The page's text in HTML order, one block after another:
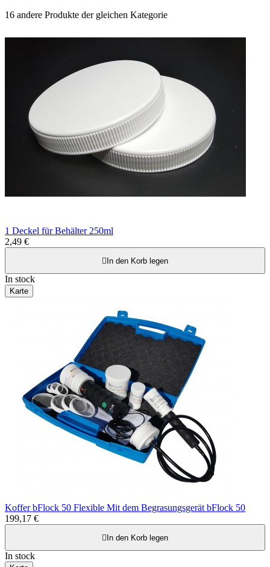
16 andere Produkte der gleichen Kategorie
1 Deckel für Behälter 250ml
2,49 €
 In den Korb legen
In stock
Karte
Koffer bFlock 50 Flexible Mit dem Begrasungsgerät bFlock 50
199,17 €
 In den Korb legen
In stock